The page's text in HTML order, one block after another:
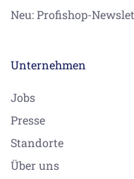
Neu: Profishop-
Unternehmen
Jobs
Presse
Standorte
Über uns